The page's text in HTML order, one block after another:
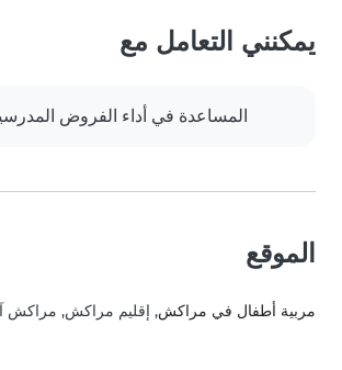
يمكنني التعامل مع
المساعدة في أداء الفروض
الموقع
مربية أطفال في مراكش, إقليم مراكش, مراكش